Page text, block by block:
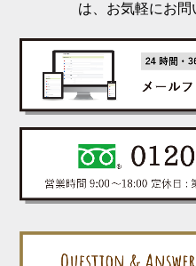
は、お気軽にお問